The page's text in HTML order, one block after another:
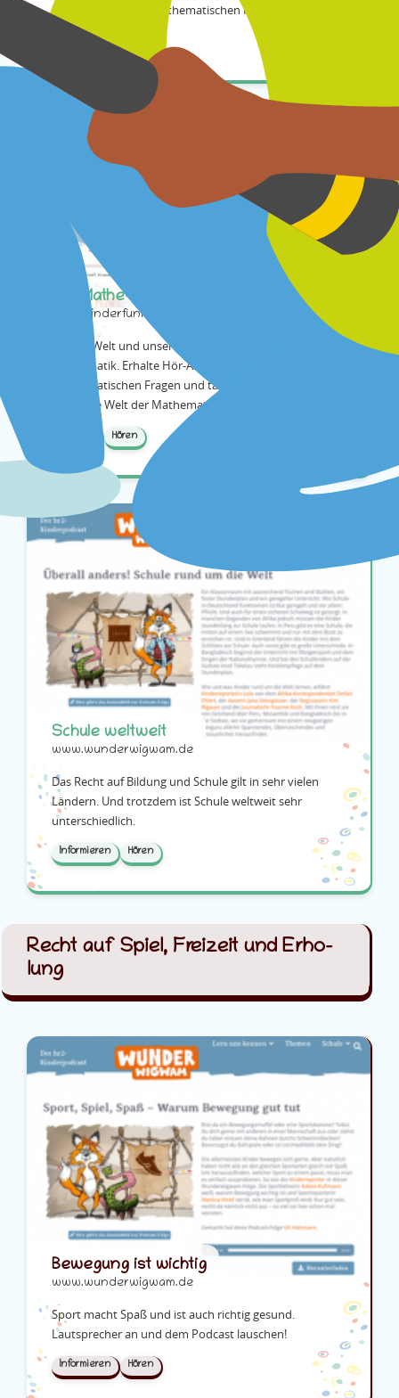
Hör-Antworten zu mathematischen Fragen.
Informieren
Der Mathe-Kosmos
www.kinderfunkkolleg-mathematik.de
Unsere Welt und unser ganzes Leben steckt voller
Mathematik. Erhalte Hör-Antworten zu
mathematischen Fragen und tauche ein in die
magische Welt der Mathematik.
Hören
Schule weltweit
www.wunderwigwam.de
Das Recht auf Bildung und Schule gilt in sehr vielen
Ländern. Und trotzdem ist Schule weltweit sehr
unterschiedlich.
Informieren Hören
Recht auf Spiel, Frei­zeit und Er­ho­
lung
Bewegung ist wichtig
www.wunderwigwam.de
Sport macht Spaß und ist auch richtig gesund.
Lautsprecher an und dem Podcast lauschen!
Informieren Hören